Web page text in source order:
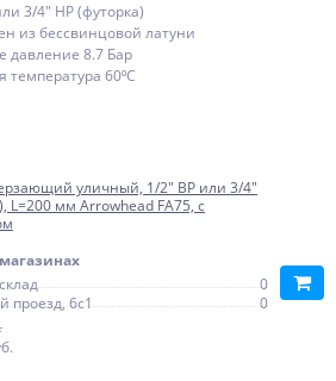
3/4" НР (футорка)
из бессвинцовой латуни
давление 8.7 Бар
60⁰С
уличный, 1/2" ВР или 3/4"
L=200 мм Arrowhead FA75, с
0
проезд, 6с1
0